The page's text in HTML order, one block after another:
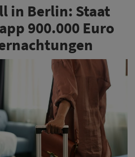
in Berlin: Staat
900.000 Euro